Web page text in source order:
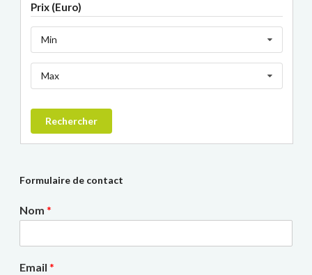
Prix (Euro)
Min
Max
Rechercher
Formulaire de contact
Nom *
Email *